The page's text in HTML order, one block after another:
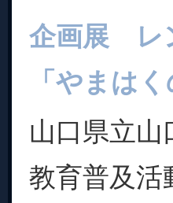
企画展 レ
「やまは
山口県立
教育普及活